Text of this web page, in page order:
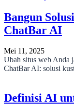
Bangun
ChatBar AI
Mei 11, 2025
Ubah situs web Anda
ChatBar AI: solusi
Definisi AI